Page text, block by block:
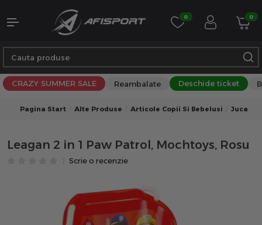
0 0
CRAZY SUMMER SALE Reambalate Deschide ticket
Pagina Start Alte Produse Articole Copii Si Bebelusi Jucarii
Leagan 2 in 1 Paw Patrol, Mochtoys, Rosu
Scrie o recenzie